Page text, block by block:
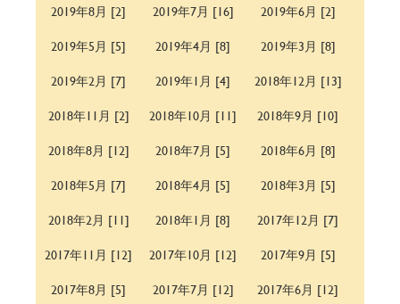
2019年8月 [2]
2019年7月 [16]
2019年6月 [2]
2019年5月 [5]
2019年4月 [8]
2019年3月 [8]
2019年2月 [7]
2019年1月 [4]
2018年12月 [13]
2018年11月 [2]
2018年10月 [11]
2018年9月 [10]
2018年8月 [12]
2018年7月 [5]
2018年6月 [8]
2018年5月 [7]
2018年4月 [5]
2018年3月 [5]
2018年2月 [11]
2018年1月 [8]
2017年12月 [7]
2017年11月 [12]
2017年10月 [12]
2017年9月 [5]
2017年8月 [5]
2017年7月 [12]
2017年6月 [12]